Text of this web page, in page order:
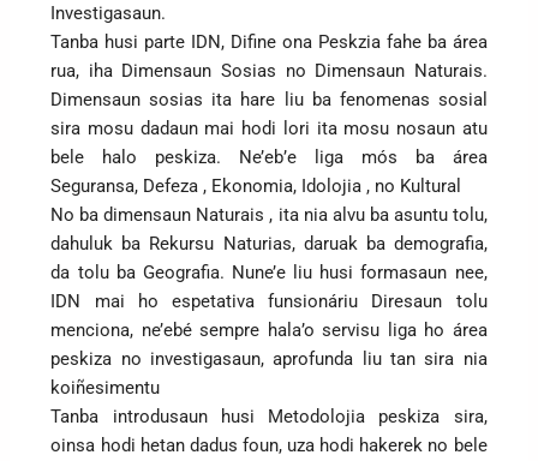
Investigasaun.
Tanba husi parte IDN, Difine ona Peskzia fahe ba área
rua, iha Dimensaun Sosias no Dimensaun Naturais.
Dimensaun sosias ita hare liu ba fenomenas sosial
sira mosu dadaun mai hodi lori ita mosu nosaun atu
bele halo peskiza. Ne’eb’e liga mós ba área
Seguransa, Defeza , Ekonomia, Idolojia , no Kultural
No ba dimensaun Naturais , ita nia alvu ba asuntu tolu,
dahuluk ba Rekursu Naturias, daruak ba demografia,
da tolu ba Geografia. Nune’e liu husi formasaun nee,
IDN mai ho espetativa funsionáriu Diresaun tolu
menciona, ne’ebé sempre hala’o servisu liga ho área
peskiza no investigasaun, aprofunda liu tan sira nia
koiñesimentu
Tanba introdusaun husi Metodolojia peskiza sira,
oinsa hodi hetan dadus foun, uza hodi hakerek no bele